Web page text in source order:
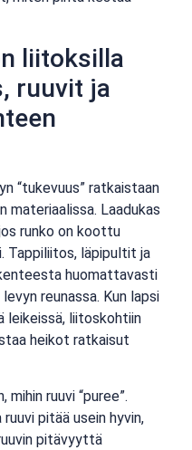
liitoksilla
ruuvit ja
“tukevuus” ratkaistaan
materiaalissa. Laadukas
runko on koottu
Tappiliitos, läpipultit ja
huomattavasti
reunassa. Kun lapsi
leikeissä, liitoskohtiin
heikot ratkaisut
ruuvi “puree”.
pitää usein hyvin,
pitävyyttä